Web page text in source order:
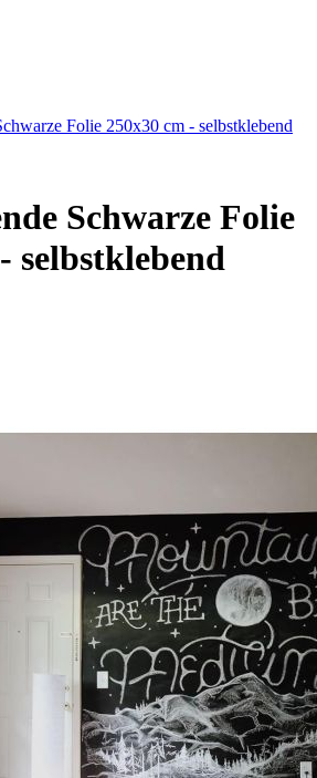
Folie 250x30 cm - selbstklebend
Schwarze Folie
selbstklebend